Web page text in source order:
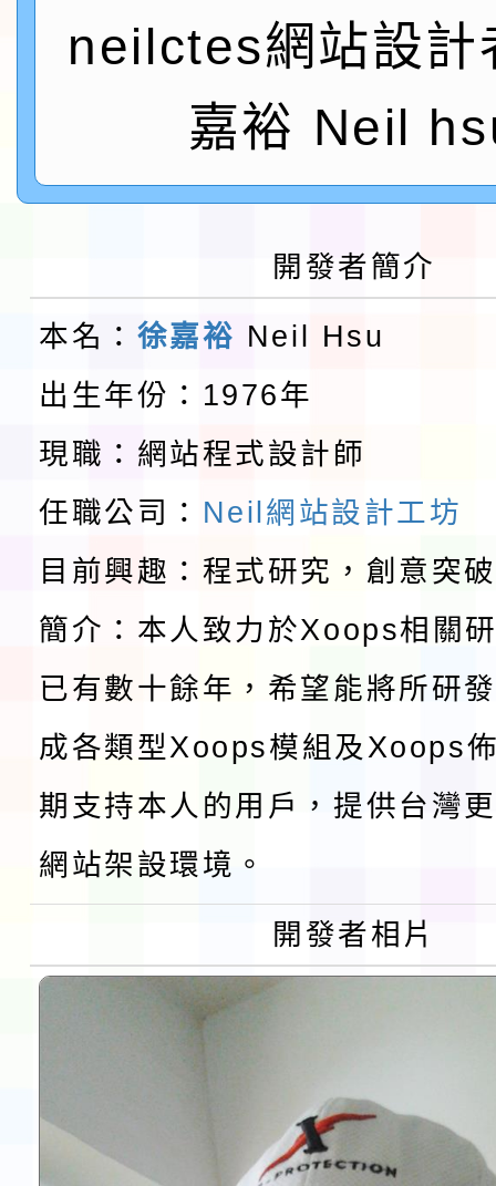
展演活動實施計畫」
請一案
社團法人中華民國畫廊
026 ART TAIPEI臺北
本校115學年度第1學
115 年度兒童課後照顧
轉知本市體育總會划船
「115年桃園市運動會
域)，申請變更地點
「114-115年度
計畫」公費接種對象擴
115學年度迎新活動暨
會活動流程表
本校115學年度第1學
第3次招考代課鐘點教
告(不再辦理後續甄選)
檢送「桃園市115學年
賽實施要點」1份
本市「115學年度學生
程安排一案
「桃園市補助參觀特色
展演活動實施計畫」
請一案
社團法人中華民國畫廊
026 ART TAIPEI臺北
會」之「藝術教育日」
本校115學年度第1學
告(採1次公告分次招考)
115 年度兒童課後照顧
0 小時業訓練課程
轉知本市體育總會划船
「115年桃園市運動會
錦標賽」海洋艇及
域)，申請變更地點
「114-115年度
計畫」公費接種對象擴
115學年度迎新活動暨
會活動流程表
neilctes網站設計
嘉裕 Neil
開發者簡介
本名： 徐嘉裕 Neil Hsu
出生年份：1976年
現職：網站程式設計師
任職公司： Neil網站設計工坊
目前興趣：程式研究，創意突
簡介：本人致力於Xoops相關
已有數十餘年，希望能將所研
成各類型Xoops模組及Xoops
期支持本人的用戶，提供台灣
網站架設環境。
開發者相片